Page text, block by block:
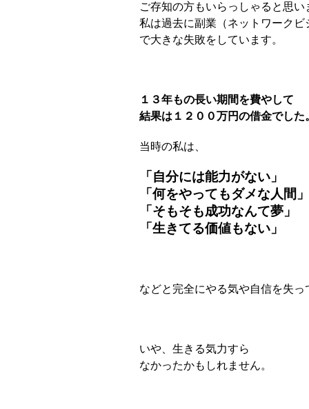
ご存知の方もいらっしゃると思い
私は過去に副業（ネットワークビ
で大きな失敗をしています。
１３年もの長い期間を費やして
結果は１２００万円の借金でした
当時の私は、
「自分には能力がない」
「何をやってもダメな人間」
「そもそも成功なんて夢」
「生きてる価値もない」
などと 完全にやる気や自信を失っ
いや、生きる気力すら
なかったかもしれません。